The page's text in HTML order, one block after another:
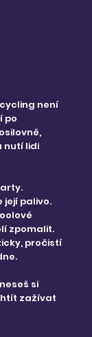
není
po
nutí lidi
její palivo.
zpomalit.
pročistí
si
zažívat